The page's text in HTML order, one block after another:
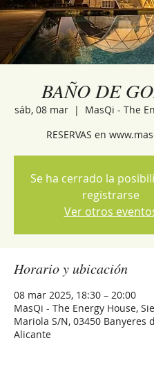
BAÑO DE
sáb, 08 mar
  |
MasQi - The
RESERVAS en
Se ha cerrado la
registrarse
Ver otros
Horario y ubicación
08 mar 2025, 18:30 – 20:00
MasQi - The Energy House,
Mariola S/N, 03450 Banyeres
Alicante